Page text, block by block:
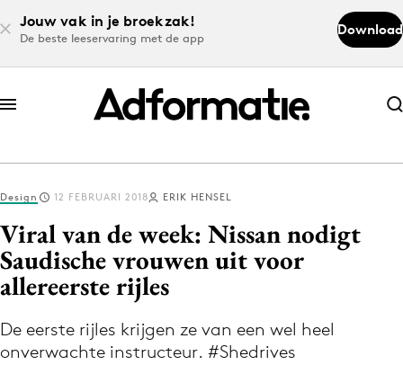
Jouw vak in je broekzak!
De beste leeservaring met de app
Download
Abonneer nu
Abonneer nu
Log in
Volg het laatste nieuws via de Adformatie
Nieuws app
Design 12 FEBRUARI 2018 ERIK HENSEL
Viral van de week: Nissan nodigt
Saudische vrouwen uit voor
allereerste rijles
De eerste rijles krijgen ze van een wel heel
onverwachte instructeur. #Shedrives